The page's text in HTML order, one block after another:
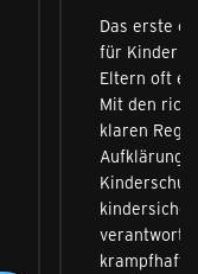
Das erste
für Kinder
Eltern oft
Mit den
klaren
Aufklärung